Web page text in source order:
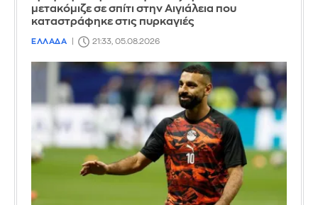
μετακόμιζε σε σπίτι στην Αιγιάλεια που
καταστράφηκε στις πυρκαγιές
ΕΛΛΑΔΑ 21:33, 05.08.2026